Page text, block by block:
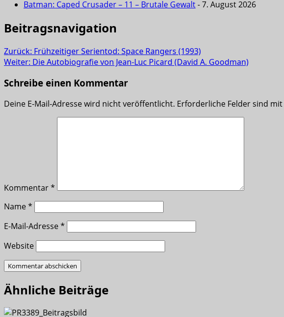
Batman: Caped Crusader – 11 – Brutale Gewalt- 7. August 2026
Beitragsnavigation
Zurück: Frühzeitiger Serientod: Space Rangers (1993)
Weiter: Die Autobiografie von Jean-Luc Picard (David A. Goodman)
Schreibe einen Kommentar
Deine E-Mail-Adresse wird nicht veröffentlicht. Erforderliche Felder sind mit
Kommentar*
Name*
E-Mail-Adresse*
Website
Ähnliche Beiträge